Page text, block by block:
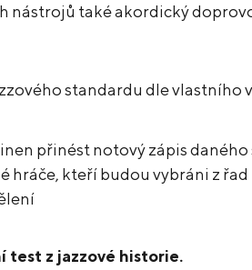
nástrojů také akordický
standardu dle vlastního
přinést notový zápis
hráče, kteří budou vybráni z
test z jazzové historie.